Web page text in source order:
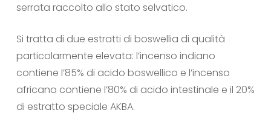
serrata raccolto allo stato selvatico.
Si tratta di due estratti di boswellia di qualità
particolarmente elevata: l’incenso indiano
contiene l’85% di acido boswellico e l’incenso
africano contiene l’80% di acido intestinale e il 20%
di estratto speciale AKBA.